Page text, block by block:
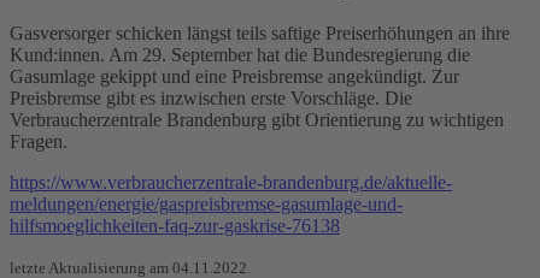
Gasversorger schicken längst teils saftige Preiserhöhungen an ihre
Kund:innen. Am 29. September hat die Bundesregierung die
Gasumlage gekippt und eine Preisbremse angekündigt. Zur
Preisbremse gibt es inzwischen erste Vorschläge. Die
Verbraucherzentrale Brandenburg gibt Orientierung zu wichtigen
Fragen.
https://www.verbraucherzentrale-brandenburg.de/aktuelle-
meldungen/energie/gaspreisbremse-gasumlage-und-
hilfsmoeglichkeiten-faq-zur-gaskrise-76138
letzte Aktualisierung am 04.11.2022.